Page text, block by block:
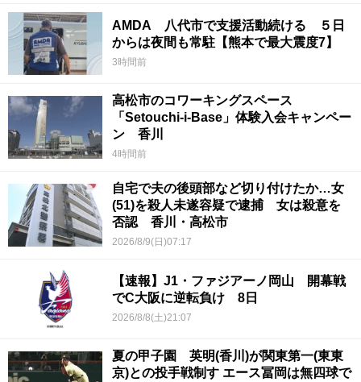
AMDA 八代市で支援活動続ける ５日
からは夜間も常駐【熊本で最大震度7】
3時間前
高松市のコワーキングスペース
「Setouchi-i-Base」体験入会キャンペー
ン 香川
4時間前
自宅で夫の後頭部など切り付けたか…女
(51)を殺人未遂容疑で逮捕 女は殺意を
否認 香川・高松市
2026/8/9(日)07:17
【速報】J1・ファジアーノ岡山 開幕戦
でC大阪に逆転負け 8日
2026/8/8(土)21:07
夏の甲子園 英明(香川)が関東第一(東東
京)との投手戦制す エース冨岡は無四球で